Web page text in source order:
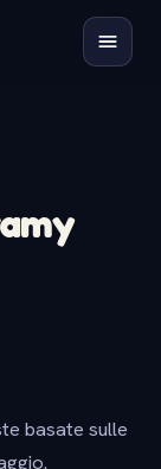
basate sulle